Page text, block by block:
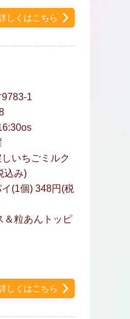
しくはこちら
9783-1
いちごミルク
込み)
(1個) 348円(税
＆粒あんトッピ
しくはこちら